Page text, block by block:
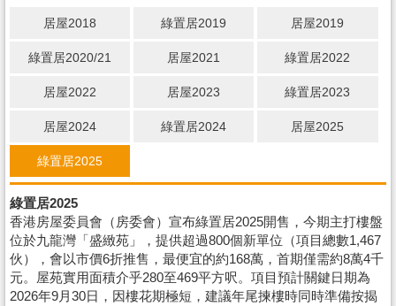
居屋2018 綠置居2019 居屋2019
綠置居2020/21 居屋2021 綠置居2022
居屋2022 居屋2023 綠置居2023
居屋2024 綠置居2024 居屋2025
綠置居2025
綠置居2025
香港房屋委員會（房委會）宣布綠置居2025開售，今期主打樓盤
位於九龍灣「盛緻苑」，提供超過800個新單位（項目總數1,467
伙），會以市價6折推售，最便宜的約168萬，首期僅需約8萬4千
元。屋苑實用面積介乎280至469平方呎。項目預計關鍵日期為
2026年9月30日，因樓花期極短，建議年尾揀樓時同時準備按揭